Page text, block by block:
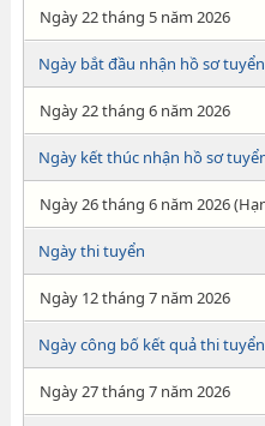
Ngày 22 tháng 5 năm 2026
Ngày bắt đầu nhận hồ sơ
Ngày 22 tháng 6 năm 2026
Ngày kết thúc nhận hồ sơ
Ngày 26 tháng 6 năm 2026
Ngày thi tuyển
Ngày 12 tháng 7 năm 2026
Ngày công bố kết quả thi tuyển
Ngày 27 tháng 7 năm 2026